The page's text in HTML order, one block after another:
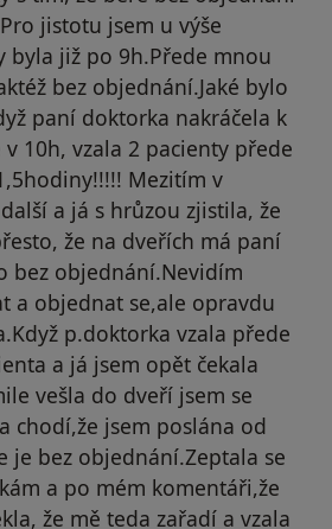
jistotu jsem u výše
byla již po 9h.Přede mnou
bez objednání.Jaké bylo
paní doktorka nakráčela k
10h, vzala 2 pacienty přede
Mezitím v
a já s hrůzou zjistila, že
že na dveřích má paní
bez objednání.Nevidím
a objednat se,ale opravdu
p.doktorka vzala přede
a já jsem opět čekala
vešla do dveří jsem se
chodí,že jsem poslána od
je bez objednání.Zeptala se
a po mém komentáři,že
že mě teda zařadí a vzala